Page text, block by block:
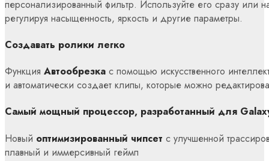
персонализированный фильтр. Используйте его сразу или
регулируя насыщенность, яркость и другие параметры.
Создавать ролики легко
Функция Автообрезка с помощью искусственного
и автоматически создает клипы, которые можно
Самый мощный процессор, разработанный для
Новый оптимизированный чипсет с улучшенной
плавный и иммерсивный геймп